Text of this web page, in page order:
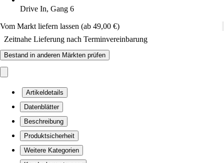
Drive In, Gang 6
Vom Markt liefern lassen (ab 49,00 €)
Zeitnahe Lieferung nach Terminvereinbarung
Bestand in anderen Märkten prüfen
Artikeldetails
Datenblätter
Beschreibung
Produktsicherheit
Weitere Kategorien